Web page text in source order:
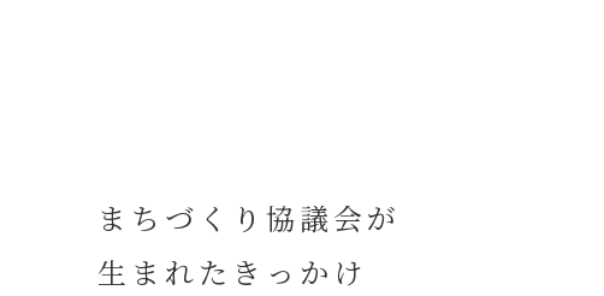
まちづくり協議会が
生まれたきっかけ